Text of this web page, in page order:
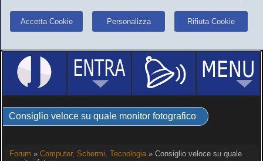
Accetta Cookie Personalizza Rifiuta Cookie
Consiglio veloce su quale monitor fotografico
Forum » Computer, Schermi, Tecnologia» Consiglio veloce su quale